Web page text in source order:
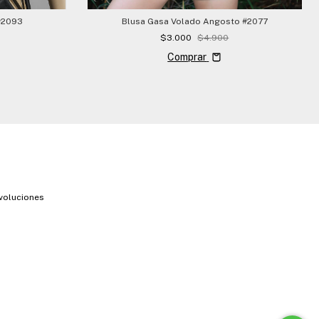
Blusa Gasa Volado Angosto #2077
$3.000
$4.900
Comprar